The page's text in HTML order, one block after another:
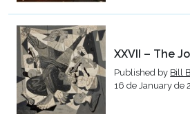
XXVII – The
Published by Bill
16 de January de